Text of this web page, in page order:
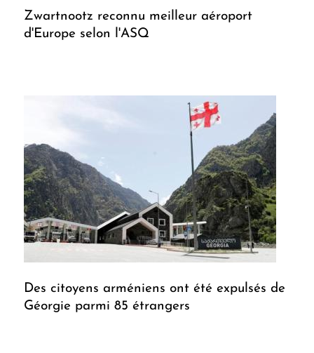
Zwartnootz reconnu meilleur aéroport
d'Europe selon l'ASQ
Des citoyens arméniens ont été expulsés de
Géorgie parmi 85 étrangers